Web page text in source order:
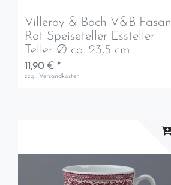
Villeroy & Boch V&B Fasan
Rot Speiseteller Essteller
Teller Ø ca. 23,5 cm
11,90 € *
zzgl. Versandkosten